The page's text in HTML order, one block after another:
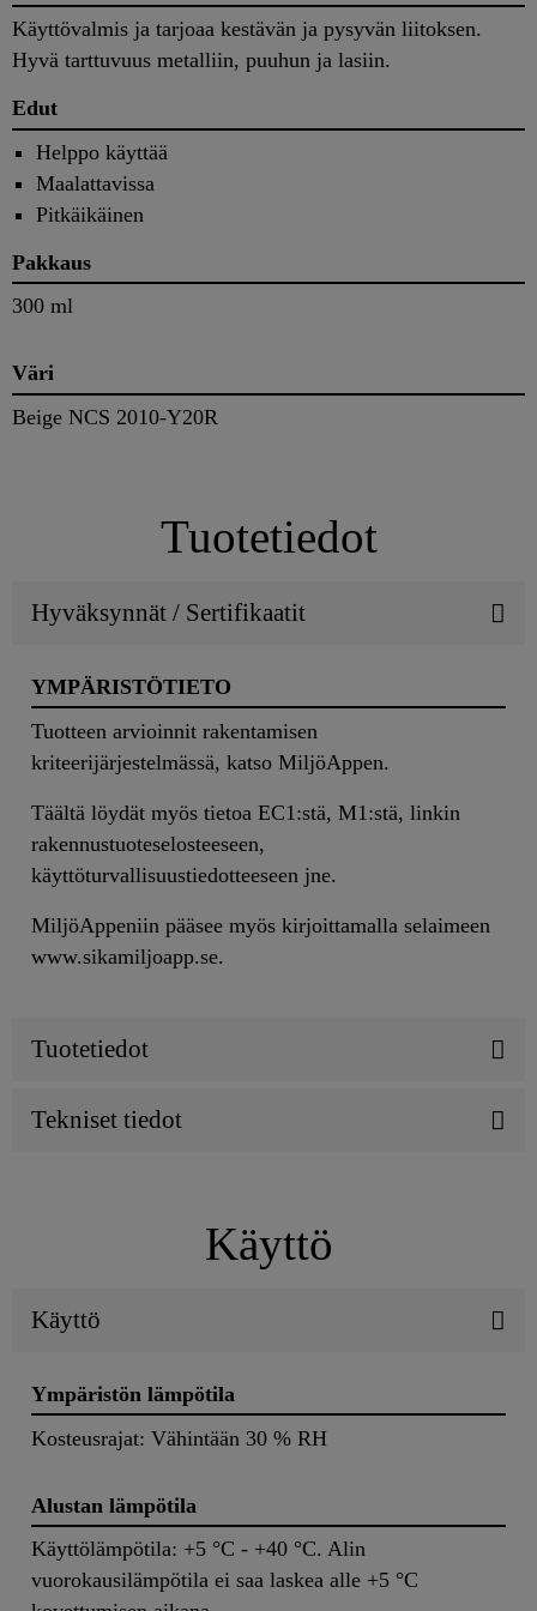
Käyttövalmis ja tarjoaa kestävän ja pysyvän liitoksen.
Hyvä tarttuvuus metalliin, puuhun ja lasiin.
Edut
Helppo käyttää
Maalattavissa
Pitkäikäinen
Pakkaus
300 ml
Väri
Beige NCS 2010-Y20R
Tuotetiedot
Hyväksynnät / Sertifikaatit
YMPÄRISTÖTIETO
Tuotteen arvioinnit rakentamisen
kriteerijärjestelmässä, katso MiljöAppen.
Täältä löydät myös tietoa EC1:stä, M1:stä, linkin
rakennustuoteselosteeseen,
käyttöturvallisuustiedotteeseen jne.
MiljöAppeniin pääsee myös kirjoittamalla selaimeen
www.sikamiljoapp.se.
Tuotetiedot
Tekniset tiedot
Käyttö
Käyttö
Ympäristön lämpötila
Kosteusrajat: Vähintään 30 % RH
Alustan lämpötila
Käyttölämpötila: +5 °C - +40 °C. Alin
vuorokausilämpötila ei saa laskea alle +5 °C